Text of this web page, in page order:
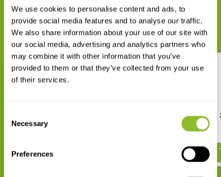
We use cookies to personalise content and ads, to
provide social media features and to analyse our traffic.
We also share information about your use of our site with
our social media, advertising and analytics partners who
may combine it with other information that you’ve
provided to them or that they’ve collected from your use
of their services.
Selection
Necessary
Preferences
GERELATEERDE PRODUCTEN
Maak uw bestelling compleet
Carson Handmicroscoop
met LED